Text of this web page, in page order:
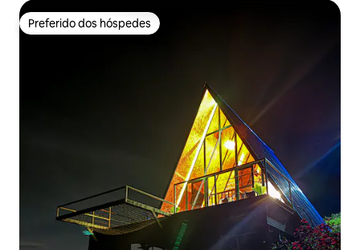
Preferido dos hóspedes
Preferido dos hóspedes